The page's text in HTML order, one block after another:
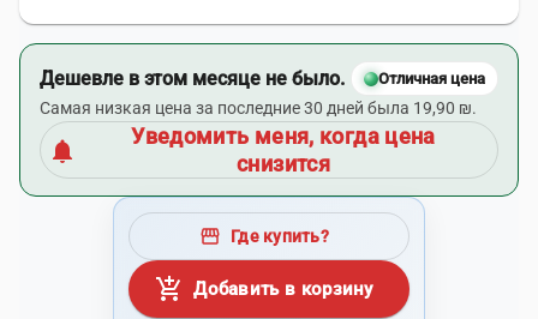
Дешевле в этом месяце не было. Отличная цена
Самая низкая цена за последние 30 дней была 19,90 ₪.
notifications
Уведомить меня, когда цена
снизится
storefront Где купить?
add_shopping_cart Добавить в корзину